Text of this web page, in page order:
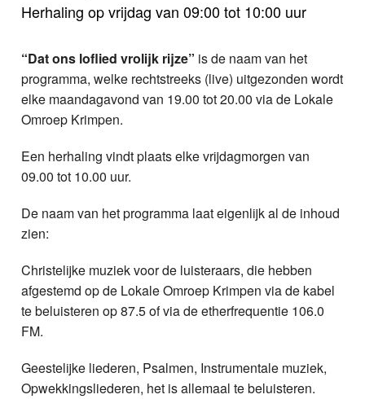
Foto's
Video
Webcam
Herhaling op vrijdag van 09:00 tot 10:00 uur
“Dat ons loflied vrolijk rijze” is de naam van het
programma, welke rechtstreeks (live) uitgezonden wordt
elke maandagavond van 19.00 tot 20.00 via de Lokale
Omroep Krimpen.
Een herhaling vindt plaats elke vrijdagmorgen van
09.00 tot 10.00 uur.
De naam van het programma laat eigenlijk al de inhoud
zien:
Christelijke muziek voor de luisteraars, die hebben
afgestemd op de Lokale Omroep Krimpen via de kabel
te beluisteren op 87.5 of via de etherfrequentie 106.0
FM.
Geestelijke liederen, Psalmen, Instrumentale muziek,
Opwekkingsliederen, het is allemaal te beluisteren.